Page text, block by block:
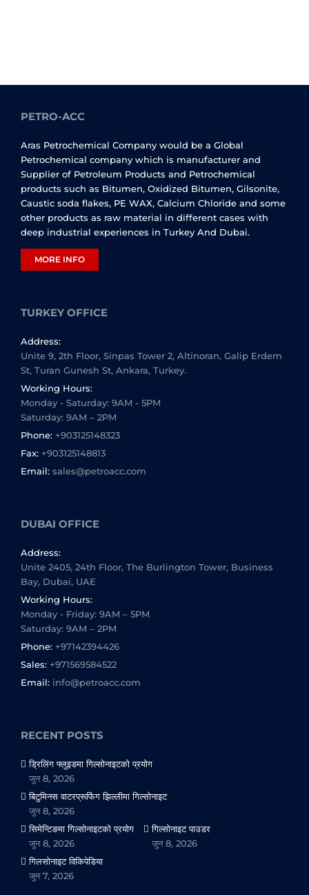
PETRO-ACC
Aras Petrochemical Company would be a Global
Petrochemical company which is manufacturer and
Supplier of Petroleum Products and Petrochemical
products such as Bitumen, Oxidized Bitumen, Gilsonite,
Caustic soda flakes, PE WAX, Calcium Chloride and some
other products as raw material in different cases with
deep industrial experiences in Turkey And Dubai.
MORE INFO
TURKEY OFFICE
Address:
Unite 9, 2th Floor, Sinpas Tower 2, Altinoran, Galip Erdem
St, Turan Gunesh St, Ankara, Turkey.
Working Hours:
Monday - Saturday: 9AM - 5PM
Saturday: 9AM – 2PM
Phone: +903125148323
Fax: +903125148813
Email: sales@petroacc.com
DUBAI OFFICE
Address:
Unite 2405, 24th Floor, The Burlington Tower, Business
Bay, Dubai, UAE
Working Hours:
Monday - Friday: 9AM – 5PM
Saturday: 9AM – 2PM
Phone: +97142394426
Sales: +971569584522
Email: info@petroacc.com
RECENT POSTS
ड्रिलिंग फ्लुइडमा गिल्सोनाइटको प्रयोग
जुन 8, 2026
बिटुमिनस वाटरप्रूफिंग झिल्लीमा गिल्सोनाइट
जुन 8, 2026
सिमेन्टिङमा गिल्सोनाइटको प्रयोग
जुन 8, 2026
गिल्सोनाइट पाउडर
जुन 8, 2026
गिलसोनाइट विकिपेडिया
जुन 7, 2026